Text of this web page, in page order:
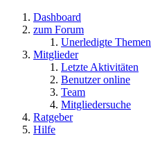
Dashboard
zum Forum
Unerledigte Themen
Mitglieder
Letzte Aktivitäten
Benutzer online
Team
Mitgliedersuche
Ratgeber
Hilfe